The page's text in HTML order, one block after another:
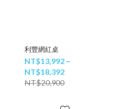
利豐網紅桌
NT$13,992 ~
NT$18,392
NT$20,900